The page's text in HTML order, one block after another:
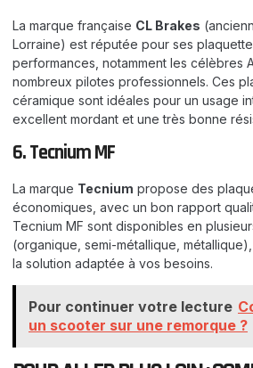
La marque française CL Brakes
Lorraine) est réputée pour ses
performances, notamment les célèbres
nombreux pilotes professionnels. Ces
céramique sont idéales pour un usage
excellent mordant et une très bonne
6. Tecnium MF
La marque Tecnium propose des
économiques, avec un bon rapport
Tecnium MF sont disponibles en
(organique, semi-métallique,
la solution adaptée à vos besoins.
Pour continuer votre lecture
un scooter sur une remorque ?